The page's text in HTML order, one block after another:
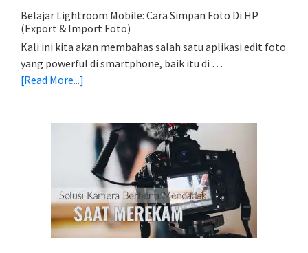
Belajar Lightroom Mobile: Cara Simpan Foto Di HP
(Export & Import Foto)
Kali ini kita akan membahas salah satu aplikasi edit foto
yang powerful di smartphone, baik itu di …
[Read More...]
Mobile:
Cara
Simpan
Foto
Di
HP
(Export